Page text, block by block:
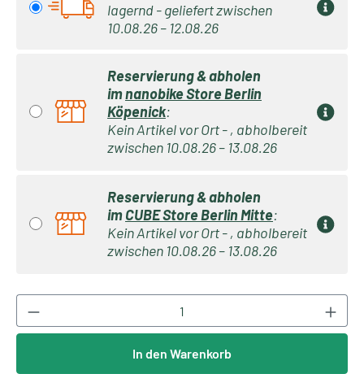
lagernd - geliefert zwischen
10.08.26 – 12.08.26
Reservierung & abholen
imnanobike Store Berlin
Köpenick:
Kein Artikel vor Ort - , abholbereit
zwischen 10.08.26 – 13.08.26
Reservierung & abholen
imCUBE Store Berlin Mitte:
Kein Artikel vor Ort - , abholbereit
zwischen 10.08.26 – 13.08.26
Produkt Anzahl: Gib den gewünschten
In den Warenkorb